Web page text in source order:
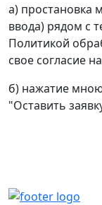
а) простановка
ввода) рядом с
Политикой
свое согласие
б) нажатие
"Оставить